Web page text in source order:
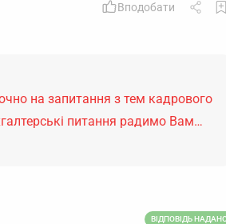
Вподобати
на запитання з тем кадрового
питання радимо Вам…
ВІДПОВІДЬ